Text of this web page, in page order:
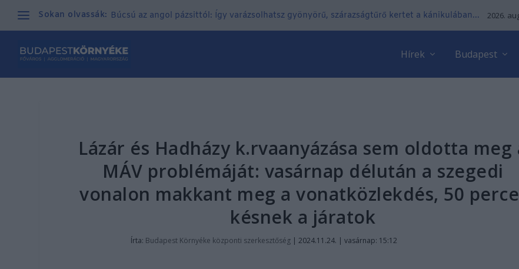
Sokan olvassák: Búcsú az angol pázsittól: Így varázsolhatsz gyönyörű, szárazságtűrő kertet a kánikulában... 2026.
Hírek Budapest
Lázár és Hadházy k.rvaanyázása sem oldotta meg
MÁV problémáját: vasárnap délután a szegedi
vonalon makkant meg a vonatközlekdés, 50
késnek a járatok
Írta: Budapest Környéke központi szerkesztőség| 2024.11.24. | vasárnap: 15:12